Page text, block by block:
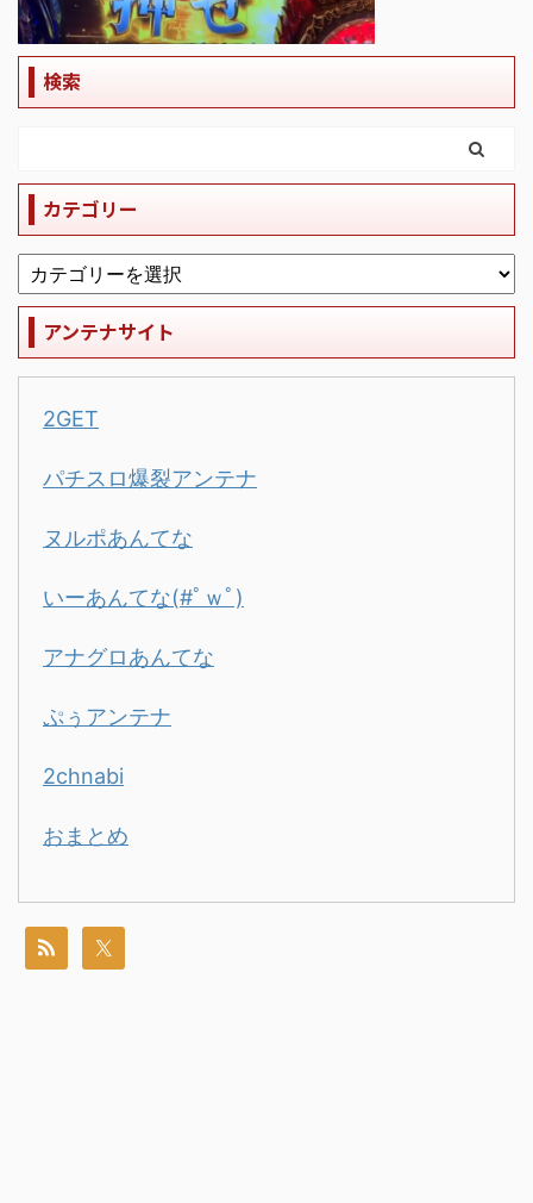
検索
カテゴリー
アンテナサイト
2GET
パチスロ爆裂アンテナ
ヌルポあんてな
いーあんてな(#ﾟｗﾟ)
アナグロあんてな
ぷぅアンテナ
2chnabi
おまとめ